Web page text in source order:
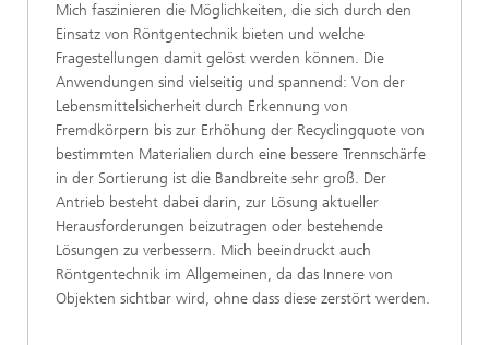
Mich faszinieren die Möglichkeiten, die sich durch den
Einsatz von Röntgentechnik bieten und welche
Fragestellungen damit gelöst werden können. Die
Anwendungen sind vielseitig und spannend: Von der
Lebensmittelsicherheit durch Erkennung von
Fremdkörpern bis zur Erhöhung der Recyclingquote von
bestimmten Materialien durch eine bessere Trennschärfe
in der Sortierung ist die Bandbreite sehr groß. Der
Antrieb besteht dabei darin, zur Lösung aktueller
Herausforderungen beizutragen oder bestehende
Lösungen zu verbessern. Mich beeindruckt auch
Röntgentechnik im Allgemeinen, da das Innere von
Objekten sichtbar wird, ohne dass diese zerstört werden.